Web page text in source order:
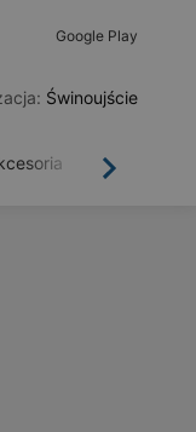
Google Play
Świnoujście
Dalej